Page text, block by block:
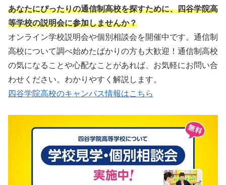
あなたにぴったりの通信制高校を探すために、四谷学院高
等学校の説明会に参加しませんか？
オンライン学校説明会や個別相談会を開催中です。通信制
高校について調べ始めたばかりの方も大歓迎！通信制高校
の気になることや心配なことがあれば、お気軽にお問い合
わせください。わかりやすく解説します。
四谷学院高校のキャンパス情報はこちら